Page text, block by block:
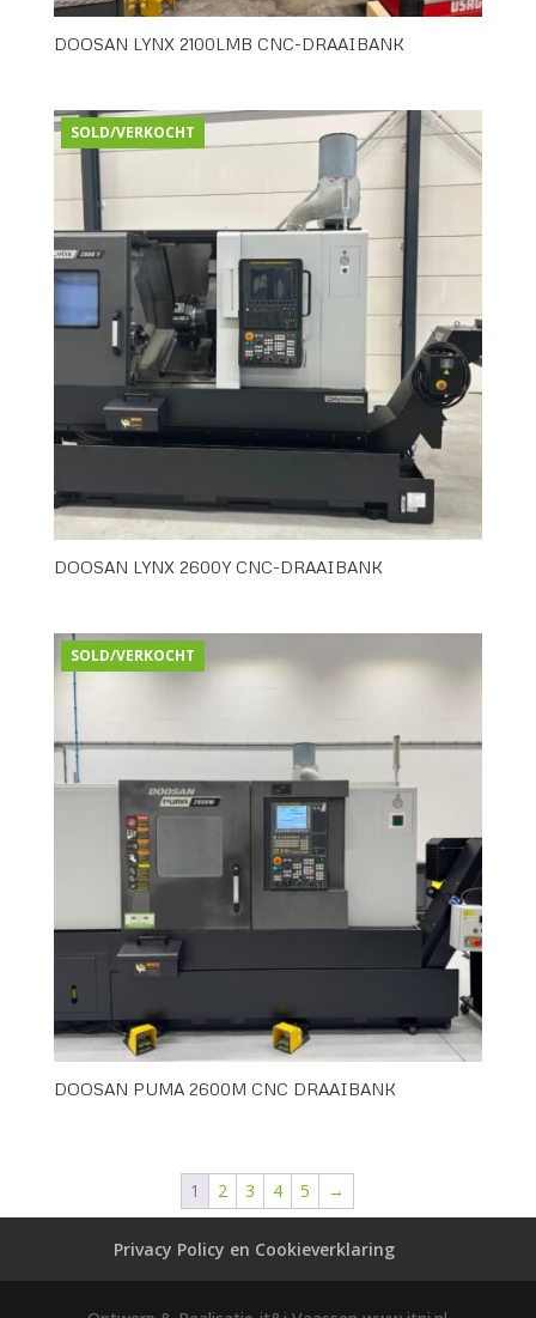
DOOSAN LYNX 2100LMB CNC-DRAAIBANK
SOLD/VERKOCHT
DOOSAN LYNX 2600Y CNC-DRAAIBANK
SOLD/VERKOCHT
DOOSAN PUMA 2600M CNC DRAAIBANK
1 2 3 4 5 →
Privacy Policy en Cookieverklaring